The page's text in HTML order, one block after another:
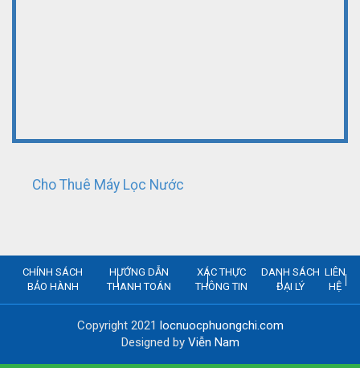
Cho Thuê Máy Lọc Nước
CHÍNH SÁCH
BẢO HÀNH
HƯỚNG DẪN
THANH TOÁN
XÁC THỰC
THÔNG TIN
DANH SÁCH
ĐẠI LÝ
LIÊN
HỆ
Copyright 2021 locnuocphuongchi.com
Designed by Viễn Nam